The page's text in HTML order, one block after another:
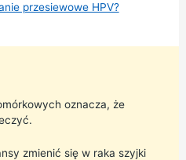
przesiewowe HPV?
oznacza, że
zmienić się w raka szyjki